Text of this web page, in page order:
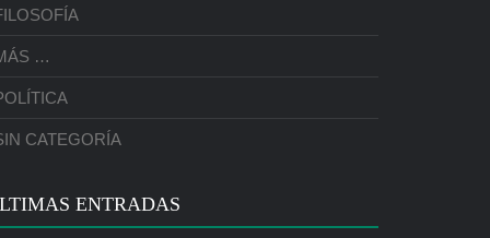
…
CATEGORÍA
ENTRADAS